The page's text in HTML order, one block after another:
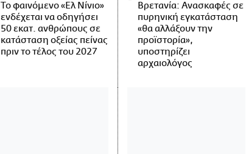
Το φαινόμενο «Ελ Νίνιο»
ενδέχεται να οδηγήσει
50 εκατ. ανθρώπους σε
κατάσταση οξείας πείνας
πριν το τέλος του 2027
Βρετανία: Ανασκαφές σε
πυρηνική εγκατάσταση
«θα αλλάξουν την
προϊστορία»,
υποστηρίζει
αρχαιολόγος